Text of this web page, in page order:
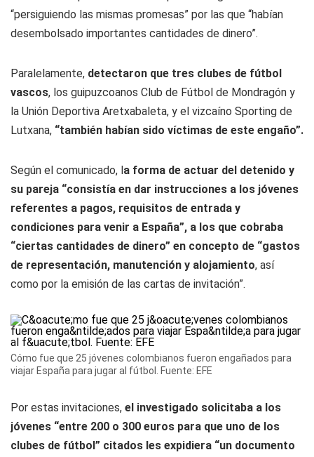
“persiguiendo las mismas promesas” por las que “habían
desembolsado importantes cantidades de dinero”.
Paralelamente, detectaron que tres clubes de fútbol
vascos, los guipuzcoanos Club de Fútbol de Mondragón y
la Unión Deportiva Aretxabaleta, y el vizcaíno Sporting de
Lutxana, “también habían sido víctimas de este engaño”.
Según el comunicado, la forma de actuar del detenido y
su pareja “consistía en dar instrucciones a los jóvenes
referentes a pagos, requisitos de entrada y
condiciones para venir a España”, a los que cobraba
“ciertas cantidades de dinero” en concepto de “gastos
de representación, manutención y alojamiento, así
como por la emisión de las cartas de invitación”.
Cómo fue que 25 jóvenes colombianos fueron engañados para
viajar España para jugar al fútbol. Fuente: EFE
Por estas invitaciones, el investigado solicitaba a los
jóvenes “entre 200 o 300 euros para que uno de los
clubes de fútbol” citados les expidiera “un documento